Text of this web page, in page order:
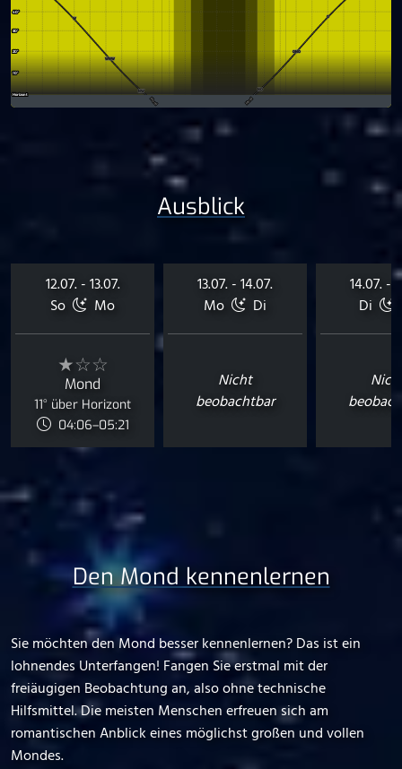
Ausblick
12.07. - 13.07.
So
Mo
★☆☆
Mond
11° über Horizont
04:06–05:21
13.07. - 14.07.
Mo
Di
Nicht
beobachtbar
14.07. -
Di
Den Mond kennenlernen
Sie möchten den Mond besser kennenlernen? Das ist ein
lohnendes Unterfangen! Fangen Sie erstmal mit der
freiäugigen Beobachtung an, also ohne technische
Hilfsmittel. Die meisten Menschen erfreuen sich am
romantischen Anblick eines möglichst großen und vollen
Mondes.